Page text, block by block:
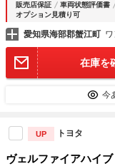
販売店保証 車両状態評価書
オプション見積り可
愛知県海部郡蟹江町
在庫を
今
UP トヨタ
ヴェルファイアハ